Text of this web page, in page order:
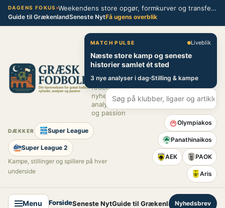
Spring
DAGENS FOKUS Weekendens store opgør, formkurver og transferblik fra græsk fodbold
Guide til GrækenlandSeneste NytFå ugens overblik
Græsk Fodbold
Din
hjemmebane
for græsk
fodbold –
nyheder,
analyser
og passion
DÆKKER Super League
Super League 2
Kampe, stillinger og spillere på hver
underside
MATCH PULSE Liveblik
Næste store kamp og seneste
historier samlet ét sted
3 nye analyser i dag Stilling & kampe
Olympiakos
Panathinaikos
AEK PAOK
Aris
Menu ForsideSeneste NytGuide til GrækenlandSuper League
Nyhedsbrev